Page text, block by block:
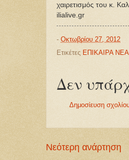
χαιρετισμός του κ.
ilialive.gr
- Οκτωβρίου 27, 2012
Ετικέτες ΕΠΙΚΑΙΡΑ
Δεν
Δημοσίευση
Νεότερη ανάρτηση